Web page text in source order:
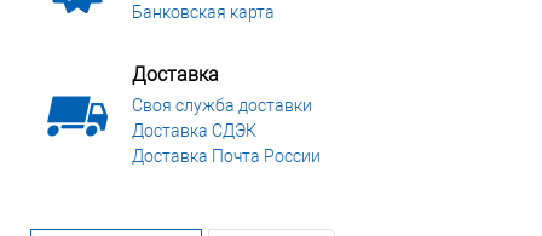
Банковская карта
Доставка
Своя служба доставки
Доставка СДЭК
Доставка Почта России